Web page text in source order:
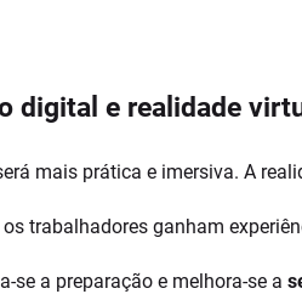
digital e realidade
mais prática e imersiva. A
trabalhadores ganham
se a preparação e melhora-se a